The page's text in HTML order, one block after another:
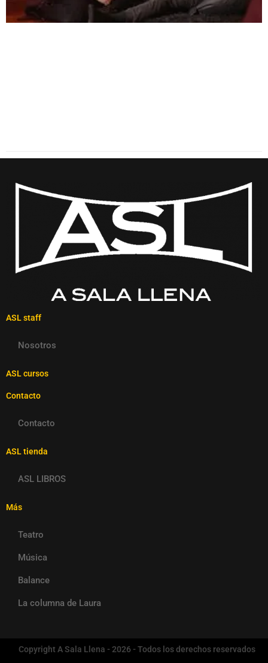
ASL staff
Nosotros
ASL cursos
Contacto
Contacto
ASL tienda
ASL LIBROS
Más
Teatro
Música
Balance
La columna de Laura
Copyright A Sala Llena - 2026 - Todos los derechos reservados